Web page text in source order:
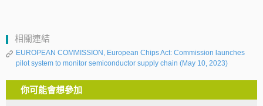
相關連結
EUROPEAN COMMISSION, European Chips Act: Commission launches
pilot system to monitor semiconductor supply chain (May 10, 2023)
你可能會想參加